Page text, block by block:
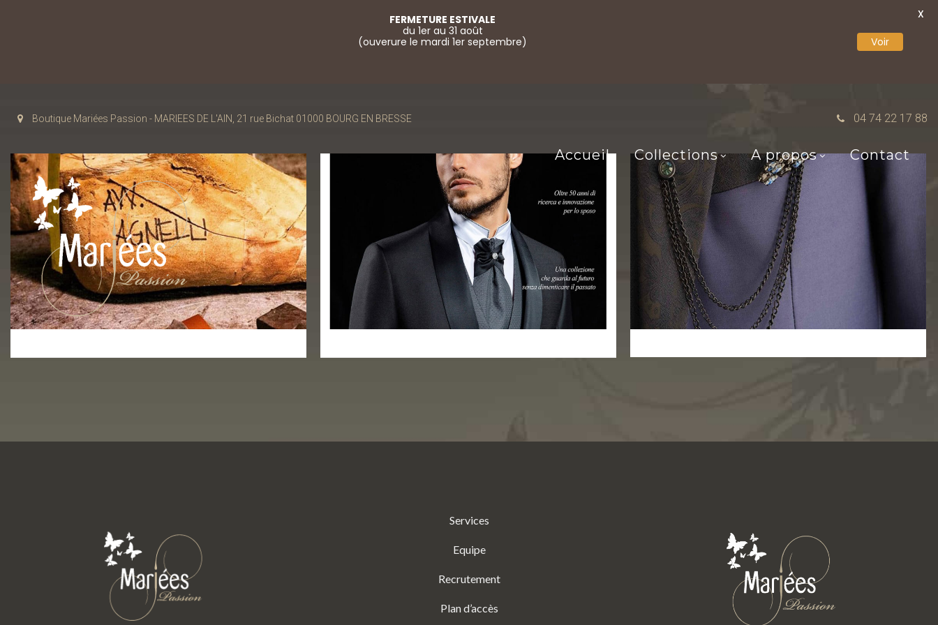
Boutique Mariées Passion - MARIEES DE L'AIN, 21 rue Bichat 01000 BOURG EN BRESSE 04 74 22 17 88
Accueil Collections A propos Contact
Services
Equipe
Recrutement
Plan d’accès
FERMETURE ESTIVALE
du 1er au 31 août
(ouverure le mardi 1er septembre)
Voir
X